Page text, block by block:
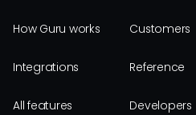
How Guru works
Integrations
All features
Customers
Reference
Developers